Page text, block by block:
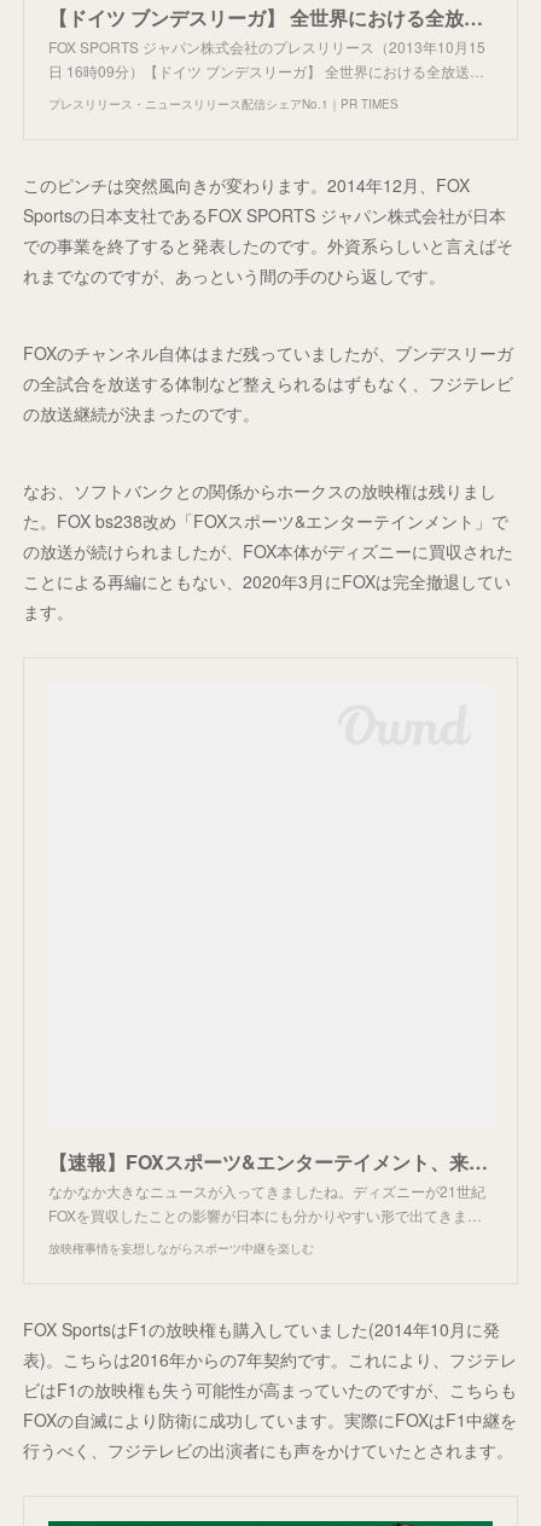
【ドイツ ブンデスリーガ】 全世界における全放送権及び配信権を2015/16シーズンより5年間獲得！
FOX SPORTS ジャパン株式会社のプレスリリース（2013年10月15
日 16時09分）【ドイツ ブンデスリーガ】 全世界における全放送…
プレスリリース・ニュースリリース配信シェアNo.1｜PR TIMES
このピンチは突然風向きが変わります。2014年12月、FOX
Sportsの日本支社であるFOX SPORTS ジャパン株式会社が日本
での事業を終了すると発表したのです。外資系らしいと言えばそ
れまでなのですが、あっという間の手のひら返しです。
FOXのチャンネル自体はまだ残っていましたが、ブンデスリーガ
の全試合を放送する体制など整えられるはずもなく、フジテレビ
の放送継続が決まったのです。
なお、ソフトバンクとの関係からホークスの放映権は残りまし
た。FOX bs238改め「FOXスポーツ&エンターテインメント」で
の放送が続けられましたが、FOX本体がディズニーに買収された
ことによる再編にともない、2020年3月にFOXは完全撤退してい
ます。
【速報】FOXスポーツ&エンターテイメント、来年3月終了。
なかなか大きなニュースが入ってきましたね。ディズニーが21世紀
FOXを買収したことの影響が日本にも分かりやすい形で出てきま…
放映権事情を妄想しながらスポーツ中継を楽しむ
FOX SportsはF1の放映権も購入していました(2014年10月に発
表)。こちらは2016年からの7年契約です。これにより、フジテレ
ビはF1の放映権も失う可能性が高まっていたのですが、こちらも
FOXの自滅により防衛に成功しています。実際にFOXはF1中継を
行うべく、フジテレビの出演者にも声をかけていたとされます。